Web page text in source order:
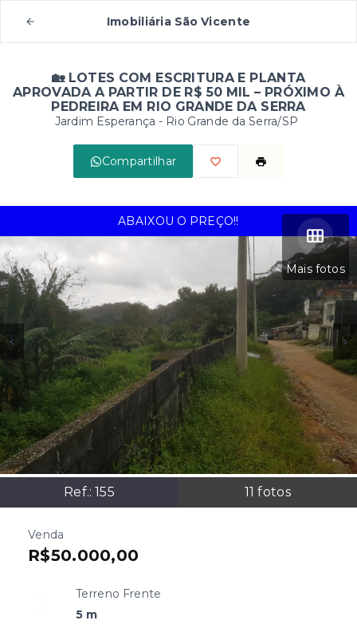
Imobiliária São Vicente
🏡 LOTES COM ESCRITURA E PLANTA
APROVADA A PARTIR DE R$ 50 MIL – PRÓXIMO À
PEDREIRA EM RIO GRANDE DA SERRA
Jardim Esperança - Rio Grande da Serra/SP
Compartilhar
Mais fotos
Ref.:155 11 fotos
ABAIXOU O PREÇO!!
Venda
R$50.000,00
Terreno Frente
5 m